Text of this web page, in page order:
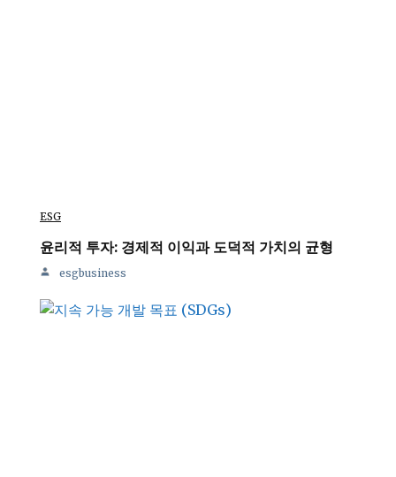
ESG
윤리적 투자: 경제적 이익과 도덕적 가치의 균형
esgbusiness